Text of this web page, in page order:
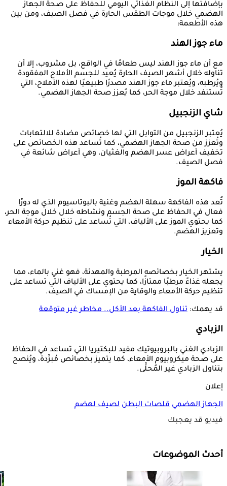
بإضافتها إلى النظام الغذائي اليومي للحفاظ على صحة الجهاز
الهضمي خلال موجات الطقس الحارة في فصل الصيف، ومن بين
هذه الأطعمة:
ماء جوز الهند
مع أن ماء جوز الهند ليس طعامًا في الواقع، بل مشروب، إلا أن
تناوله خلال أشهر الصيف الحارة يُعيد للجسم الأملاح المفقودة
ويُرطبه، ويُعتبر ماء جوز الهند مصدرًا طبيعيًا لهذه الأملاح، التي
تُستنفد خلال موجة الحر، كما يُعزز صحة الجهاز الهضمي.
شاي الزنجبيل
يُعتبر الزنجبيل من التوابل التي لها خصائص مضادة للالتهابات
وتُعزز من صحة الجهاز الهضمي، كما تُساعد هذه الخصائص على
تخفيف أعراض عسر الهضم والغثيان، وهي أعراض شائعة في
فصل الصيف.
فاكهة الموز
تٌعد هذه الفاكهة سهلة الهضم وغنية بالبوتاسيوم الذي له دورًا
فعال في الحفاظ على صحة الجسم ونشاطه خلال خلال موجة الحر،
كما يحتوي الموز على الألياف، التي تُساعد على تنظيم حركة الأمعاء
وتعزيز الهضم.
الخيار
يشتهر الخيار بخصائصه المرطبة والمهدئة، فهو غني بالماء، مما
يجعله غذاءً مرطبًا ممتازًا، كما يحتوي على الألياف التي تساعد على
تنظيم حركة الأمعاء والوقاية من الإمساك في الصيف.
قد يهمك: تناول الفاكهة بعد الأكل.. مخاطر غير متوقعة
الزبادي
الزبادي الغني بالبروبيوتيك مفيد للبكتيريا التي تساعد في الحفاظ
على صحة ميكروبيوم الأمعاء، كما يتميز بخصائص مُبرِّدة، ويُنصح
بتناول الزبادي غير المُحلَّى.
إعلان
الجهاز الهضمي قلصات البطن لصيفلهضم
فيديو قد يعجبك
أحدث الموضوعات